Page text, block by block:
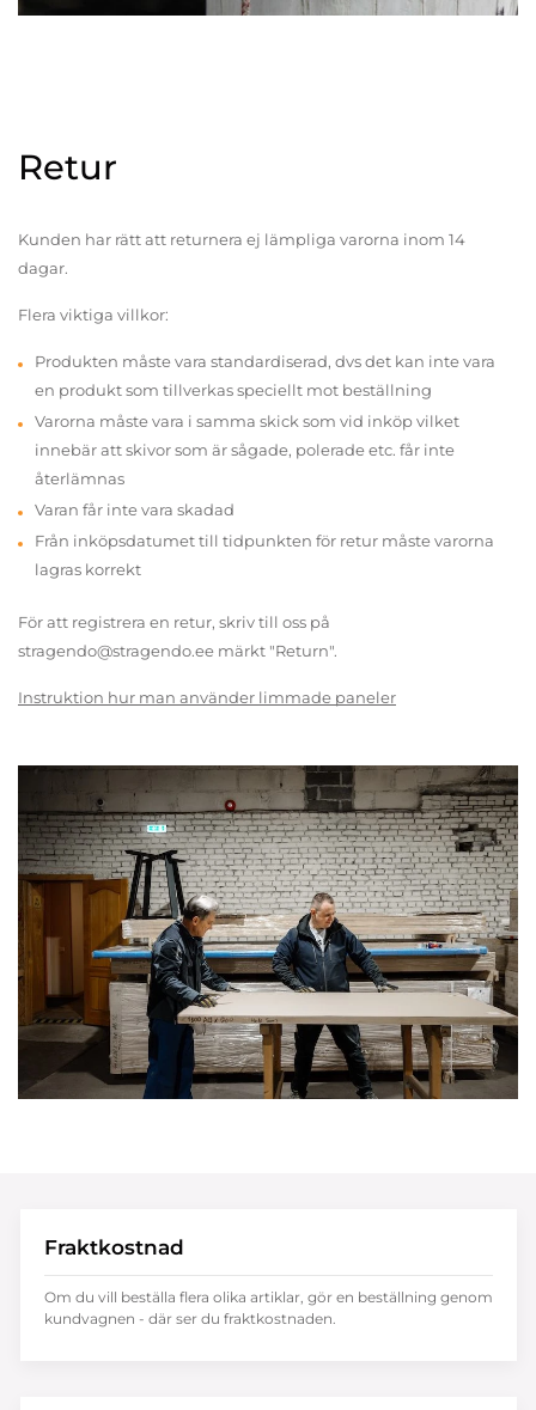
Retur
Kunden har rätt att returnera ej lämpliga varorna inom 14
dagar.
Flera viktiga villkor:
Produkten måste vara standardiserad, dvs det kan inte vara
en produkt som tillverkas speciellt mot beställning
Varorna måste vara i samma skick som vid inköp vilket
innebär att skivor som är sågade, polerade etc. får inte
återlämnas
Varan får inte vara skadad
Från inköpsdatumet till tidpunkten för retur måste varorna
lagras korrekt
För att registrera en retur, skriv till oss på
stragendo@stragendo.ee märkt "Return".
Instruktion hur man använder limmade paneler
Fraktkostnad
Om du vill beställa flera olika artiklar, gör en beställning genom
kundvagnen - där ser du fraktkostnaden.